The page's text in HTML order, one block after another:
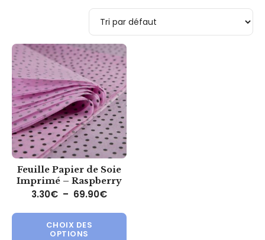
Feuille Papier de Soie
Imprimé – Raspberry
3.30€ – 69.90€Plage de prix : 3.30€ à 69.90€
CHOIX DES
OPTIONS
Ce produit a plusieurs